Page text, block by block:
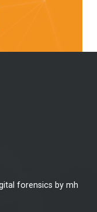
forensics by mh